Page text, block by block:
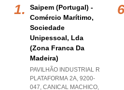
Saipem (portugal) -
Comércio Marítimo,
Sociedade
Unipessoal, Lda
(zona Franca Da
Madeira)
PAVILHÃO INDUSTRIAL R
PLATAFORMA 2A, 9200-
047, CANICAL MACHICO,